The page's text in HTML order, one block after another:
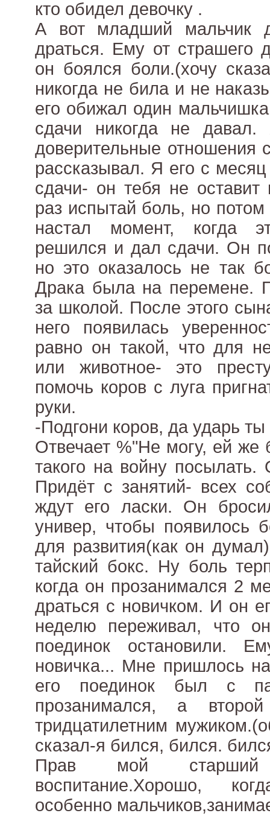
кто обидел девочку .
А вот младший мальчик
драться. Ему от страшего
он боялся боли.(хочу
никогда не била и не
его обижал один
сдачи никогда не
доверительные
рассказывал. Я его с
сдачи- он тебя не
раз испытай боль, но потом
настал момент, когда
решился и дал сдачи. Он
но это оказалось не так
Драка была на перемене.
за школой. После этого
него появилась
равно он такой, что для
или животное- это
помочь коров с луга
руки.
-Подгони коров, да ударь ты
Отвечает %"Не могу, ей же
такого на войну
Придёт с занятий- всех
ждут его ласки. Он
универ, чтобы появилось
для развития(как он
тайский бокс. Ну боль
когда он прозанимался 2
драться с новичком. И он
неделю переживал, что
поединок остановили.
новичка... Мне пришлось
его поединок был с
прозанимался, а
тридцатилетним
сказал-я бился, бился.
Прав мой
воспитание.Хорошо,
особенно